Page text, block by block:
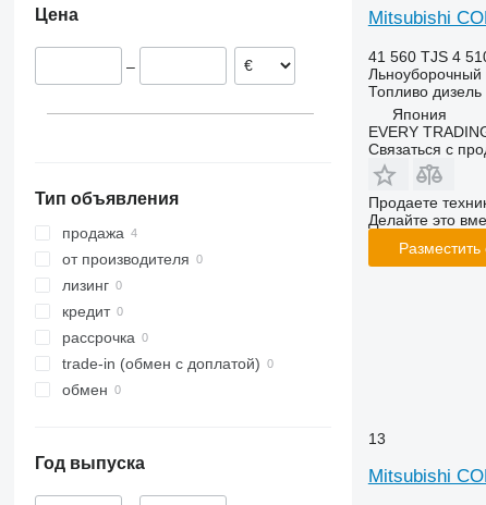
9230
7300
8200
8300
8400
8500
8600
9500
9560
9600
9650
Цена
–
Тип объявления
продажа
от производителя
лизинг
кредит
рассрочка
trade-in (обмен с доплатой)
обмен
Год выпуска
Mitsubishi
41 560 TJS 4
Льноуборочный
Топливо дизель
Япония
EVERY
Связаться с
Продаете
Делайте это
13
Mitsubishi